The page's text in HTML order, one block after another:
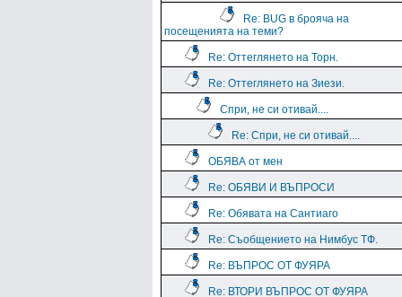
Re: BUG в брояча на
посещенията на теми?
Re: Оттеглянето на Торн.
Re: Оттеглянето на Зиези.
Спри, не си отивай....
Re: Спри, не си отивай....
ОБЯВА от мен
Re: ОБЯВИ И ВЪПРОСИ
Re: Обявата на Сантиаго
Re: Съобщението на Нимбус ТФ.
Re: ВЪПРОС ОТ ФУЯРА
Re: ВТОРИ ВЪПРОС ОТ ФУЯРА